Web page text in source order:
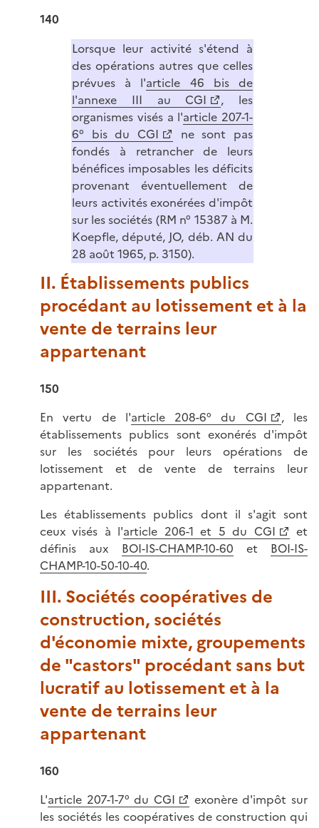
140
Lorsque leur activité s'étend à
des opérations autres que celles
prévues à l'article 46 bis de
l'annexe III au CGI
, les
organismes visés a l'article 207-1-
6° bis du CGI
ne sont pas
fondés à retrancher de leurs
bénéfices imposables les déficits
provenant éventuellement de
leurs activités exonérées d'impôt
sur les sociétés (RM n° 15387 à M.
Koepfle, député, JO, déb. AN du
28 août 1965, p. 3150).
II. Établissements publics
procédant au lotissement et à la
vente de terrains leur
appartenant
150
En vertu de l'article 208-6° du CGI
, les
établissements publics sont exonérés d'impôt
sur les sociétés pour leurs opérations de
lotissement et de vente de terrains leur
appartenant.
Les établissements publics dont il s'agit sont
ceux visés à l'article 206-1 et 5 du CGI
et
définis aux BOI-IS-CHAMP-10-60 et BOI-IS-
CHAMP-10-50-10-40.
III. Sociétés coopératives de
construction, sociétés
d'économie mixte, groupements
de "castors" procédant sans but
lucratif au lotissement et à la
vente de terrains leur
appartenant
160
L'article 207-1-7° du CGI
exonère d'impôt sur
les sociétés les coopératives de construction qui